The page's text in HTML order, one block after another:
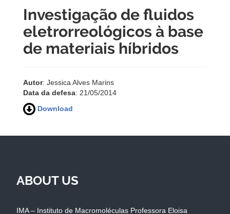
Investigação de fluidos
eletrorreológicos à base
de materiais híbridos
Autor: Jessica Alves Marins
Data da defesa: 21/05/2014
Download
ABOUT US
IMA – Instituto de Macromoléculas Professora Eloisa